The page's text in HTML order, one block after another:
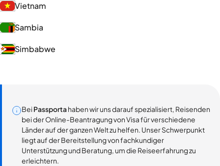
Vietnam
Sambia
Simbabwe
BeiPassportahaben wir uns darauf spezialisiert, Reisenden
bei der Online-Beantragung von Visa für verschiedene
Länder auf der ganzen Welt zu helfen. Unser Schwerpunkt
liegt auf der Bereitstellung von fachkundiger
Unterstützung und Beratung, um die Reiseerfahrung zu
erleichtern.